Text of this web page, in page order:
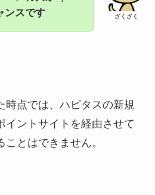
ざくざく
ンスです
時点では、ハピタスの新規
イントサイトを経由させて
とはできません。